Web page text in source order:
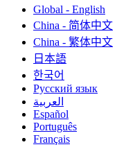
Global - English
China - 简体中文
China - 繁体中文
日本語
한국어
Русский язык
العربية
Español
Português
Français